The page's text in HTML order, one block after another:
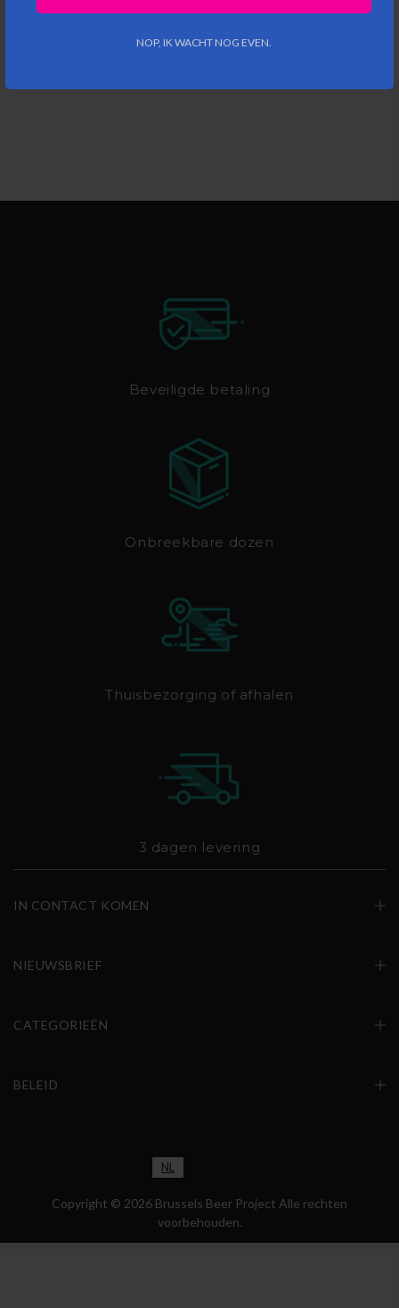
NOP, IK WACHT NOG EVEN.
Beveiligde betaling
Onbreekbare dozen
Thuisbezorging of afhalen
3 dagen levering
IN CONTACT KOMEN
NIEUWSBRIEF
CATEGORIEËN
BELEID
NL
Copyright © 2026 Brussels Beer Project Alle rechten
voorbehouden.